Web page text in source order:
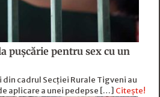
pușcărie pentru sex cu un
cadrul Secției Rurale Tigveni au
aplicare a unei pedepse […] Citește!